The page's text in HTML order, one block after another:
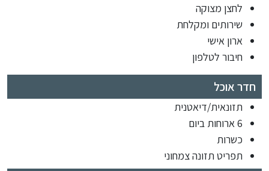
לחצן מצוקה
שירותים ומקלחת
ארון אישי
חיבור לטלפון
חדר אוכל
תזונאית/דיאטנית
6 ארוחות ביום
כשרות
תפריט תזונה צמחוני